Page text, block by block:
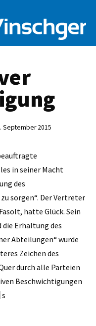
September 2015
in seiner Macht
des
sorgen“. Der Vertreter
hatte Glück. Sein
Erhaltung des
Abteilungen“ wurde
Zeichen des
durch alle Parteien
Beschwichtigungen